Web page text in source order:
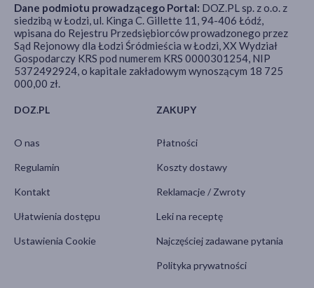
DOZ.PL
O nas
Regulamin
Kontakt
Ułatwienia dostępu
Ustawienia Cookie
ZAKUPY
Płatności
Koszty dostawy
Reklamacje / Zwroty
Leki na receptę
Najczęściej zadawane pytania
Polityka prywatności
Dane podmiotu prowadzącego Portal: DOZ.PL sp. z o.o. z
siedzibą w Łodzi, ul. Kinga C. Gillette 11, 94-406 Łódź,
wpisana do Rejestru Przedsiębiorców prowadzonego przez
Sąd Rejonowy dla Łodzi Śródmieścia w Łodzi, XX Wydział
Gospodarczy KRS pod numerem KRS 0000301254, NIP
5372492924, o kapitale zakładowym wynoszącym 18 725
000,00 zł.